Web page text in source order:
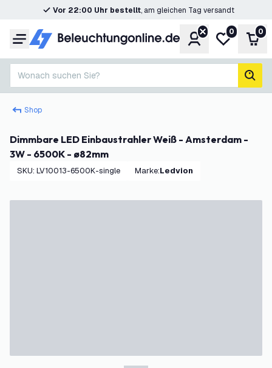
Vor 22:00 Uhr bestellt, am gleichen Tag versandt
Menü KontoMeine
0 0
Wonach suchen Sie?
Shop
Dimmbare LED Einbaustrahler Weiß - Amsterdam -
3W - 6500K - ø82mm
SKU: LV10013-6500K-single Marke: Ledvion